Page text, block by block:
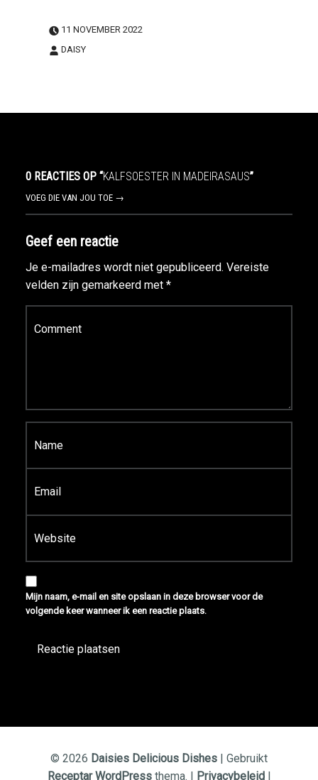
11 NOVEMBER 2022
DAISY
0 REACTIES OP “KALFSOESTER IN MADEIRASAUS”
VOEG DIE VAN JOU TOE →
Geef een reactie
Je e-mailadres wordt niet gepubliceerd. Vereiste
velden zijn gemarkeerd met *
Reactie
Naam
*
E-mail*
Site
Mijn naam, e-mail en site opslaan in deze browser voor de
volgende keer wanneer ik een reactie plaats.
© 2026 Daisies Delicious Dishes | Gebruikt
Receptar WordPressthema. | Privacybeleid |